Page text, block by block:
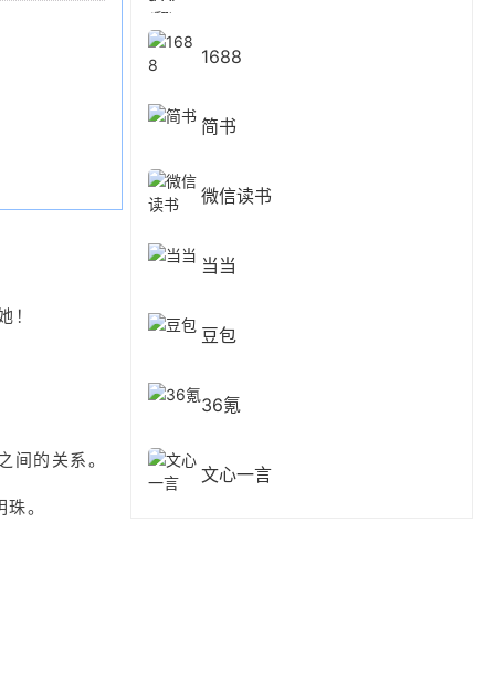
！
间的关系。
。
1688
简书
微信读书
当当
豆包
36氪
文心一言